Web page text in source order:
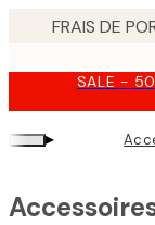
content.SALE -
▸